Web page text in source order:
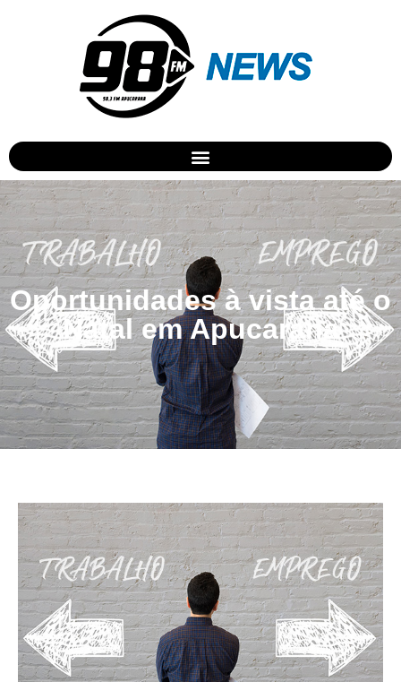
Oportunidades à vista até o
Natal em Apucarana